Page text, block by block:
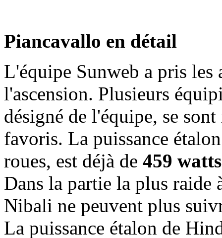
Piancavallo en détail
L'équipe Sunweb a pris les
l'ascension. Plusieurs
désigné de l'équipe, se
favoris. La puissance
roues, est déjà de 459 watts
Dans la partie la plus raide
Nibali ne peuvent plus
La puissance étalon de